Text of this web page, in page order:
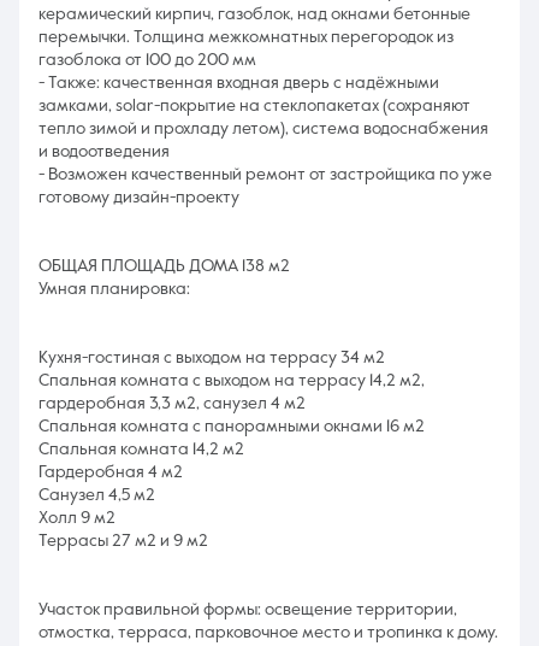
керамический кирпич, газоблок, над окнами бетонные
перемычки. Толщина межкомнатных перегородок из
газоблока от 100 до 200 мм
- Также: качественная входная дверь с надёжными
замками, sоlаr-покрытие на стеклопакетах (сохраняют
тепло зимой и прохладу летом), система водоснабжения
и водоотведения
- Возможен качественный ремонт от застройщика по уже
готовому дизайн-проекту
ОБЩАЯ ПЛОЩАДЬ ДОМА 138 м2
Умная планировка:
Кухня-гостиная с выходом на террасу 34 м2
Спальная комната с выходом на террасу 14,2 м2,
гардеробная 3,3 м2, санузел 4 м2
Спальная комната с панорамными окнами 16 м2
Спальная комната 14,2 м2
Гардеробная 4 м2
Санузел 4,5 м2
Холл 9 м2
Террасы 27 м2 и 9 м2
Участок правильной формы: освещение территории,
отмостка, терраса, парковочное место и тропинка к дому.